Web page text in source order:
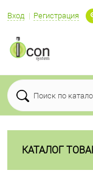
Вход Регистрация
КАТАЛОГ